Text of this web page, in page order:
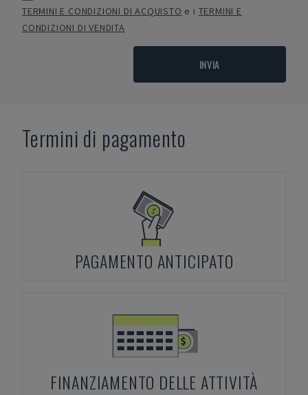
TERMINI E CONDIZIONI DI ACQUISTO e i TERMINI E
CONDIZIONI DI VENDITA
INVIA
Termini di pagamento
PAGAMENTO ANTICIPATO
FINANZIAMENTO DELLE ATTIVITÀ